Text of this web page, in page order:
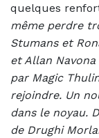
quelques
même perdre
Stumans et
et Allan Navona
par Magic
rejoindre. Un
dans le noyau.
de Drughi